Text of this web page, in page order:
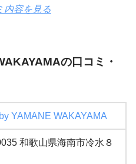
内容を見る
の口コミ・
YAMANE WAKAYAMA
和歌山県海南市冷水８